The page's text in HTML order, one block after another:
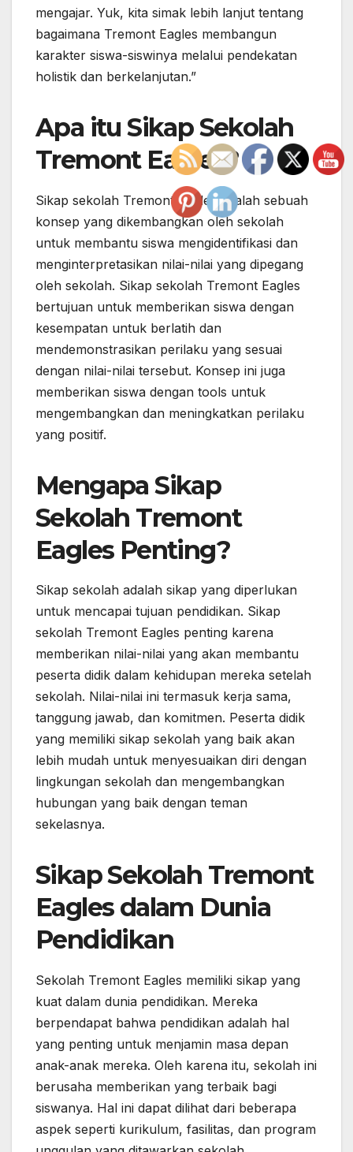
mengajar. Yuk, kita simak lebih lanjut tentang
bagaimana Tremont Eagles membangun
karakter siswa-siswinya melalui pendekatan
holistik dan berkelanjutan.”
Apa itu Sikap Sekolah
Tremont Eagles?
Sikap sekolah Tremont Eagles adalah sebuah
konsep yang dikembangkan oleh sekolah
untuk membantu siswa mengidentifikasi dan
menginterpretasikan nilai-nilai yang dipegang
oleh sekolah. Sikap sekolah Tremont Eagles
bertujuan untuk memberikan siswa dengan
kesempatan untuk berlatih dan
mendemonstrasikan perilaku yang sesuai
dengan nilai-nilai tersebut. Konsep ini juga
memberikan siswa dengan tools untuk
mengembangkan dan meningkatkan perilaku
yang positif.
Mengapa Sikap
Sekolah Tremont
Eagles Penting?
Sikap sekolah adalah sikap yang diperlukan
untuk mencapai tujuan pendidikan. Sikap
sekolah Tremont Eagles penting karena
memberikan nilai-nilai yang akan membantu
peserta didik dalam kehidupan mereka setelah
sekolah. Nilai-nilai ini termasuk kerja sama,
tanggung jawab, dan komitmen. Peserta didik
yang memiliki sikap sekolah yang baik akan
lebih mudah untuk menyesuaikan diri dengan
lingkungan sekolah dan mengembangkan
hubungan yang baik dengan teman
sekelasnya.
Sikap Sekolah Tremont
Eagles dalam Dunia
Pendidikan
Sekolah Tremont Eagles memiliki sikap yang
kuat dalam dunia pendidikan. Mereka
berpendapat bahwa pendidikan adalah hal
yang penting untuk menjamin masa depan
anak-anak mereka. Oleh karena itu, sekolah ini
berusaha memberikan yang terbaik bagi
siswanya. Hal ini dapat dilihat dari beberapa
aspek seperti kurikulum, fasilitas, dan program